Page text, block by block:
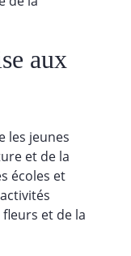
aux
les jeunes
et de la
écoles et
et de la